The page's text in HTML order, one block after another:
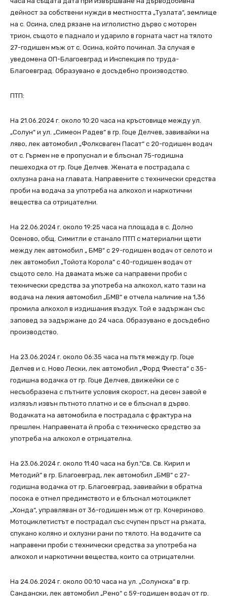
дейност за собствени нужди в местността „Тузлата“, землище
на с. Осина, след рязане на иглолистно дърво с моторен
трион, същото е паднало и ударило в горната част на тялото
27-годишен мъж от с. Осина, който починал. За случая е
уведомена ОП-Благоевград и Инспекция по труда-
Благоевград. Образувано е досъдебно производство.
ПТП:
На 21.06.2024 г. около 10:20 часа на кръстовище между ул.
„Солун“ и ул. „Симеон Радев“ в гр. Гоце Делчев, завивайки на
ляво, лек автомобил „Фолксваген Пасат“ с 20-годишен водач
от с. Гърмен не е пропуснал и е блъснал 75-годишна
пешеходка от гр. Гоце Делчев. Жената е пострадала с
охлузна рана на главата. Направените с технически средства
проби на водача за употреба на алкохол и наркотични
вещества са отрицателни.
На 22.06.2024 г. около 19:25 часа на площада в с. Долно
Осеново, общ. Симитли е станало ПТП с материални щети
между лек автомобил „ БМВ“ с 29-годишен водач от селото и
лек автомобил „Тойота Корола“ с 40-годишен водач от
същото село. На двамата мъже са направени проби с
технически средства за употреба на алкохол, като тази на
водача на лекия автомобил „БМВ“ е отчела наличие на 1,36
промила алкохол в издишания въздух. Той е задържан със
заповед за задържане до 24 часа. Образувано е досъдебно
производство.
На 23.06.2024 г. около 06:35 часа на пътя между гр. Гоце
Делчев и с. Ново Лески, лек автомобил „Форд Фиеста“ с 35-
годишна водачка от гр. Гоце Делчев, движейки се с
несъобразена с пътните условия скорост, на десен завой е
излязъл извън пътното платно и се е блъснал в дърво.
Водачката на автомобила е пострадала с фрактура на
прешлен. Направената й проба с техническо средство за
употреба на алкохол е отрицателна.
На 23.06.2024 г. около 11:40 часа на бул.“Св. Св. Кирил и
Методий“ в гр. Благоевград, лек автомобил „БМВ“ с 27-
годишна водачка от гр. Благоевград, завивайки в обратна
посока е отнел предимството и е блъснал мотоциклет
„Хонда“, управляван от 36-годишен мъж от гр. Кочериново.
Мотоциклетистът е пострадал със счупен пръст на ръката,
спукано коляно и охлузни рани по тялото. На водачите са
направени проби с технически средства за употреба на
алкохол и наркотични вещества, които са отрицателни.
На 24.06.2024 г. около 00:10 часа на ул. „Солунска“ в гр.
Сандански, лек автомобил „Рено“ с 59-годишен водач от гр.